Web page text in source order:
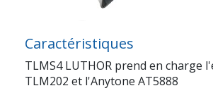
Caractéristiques
TLMS4 LUTHOR prend en charge
TLM202 et l'Anytone AT5888